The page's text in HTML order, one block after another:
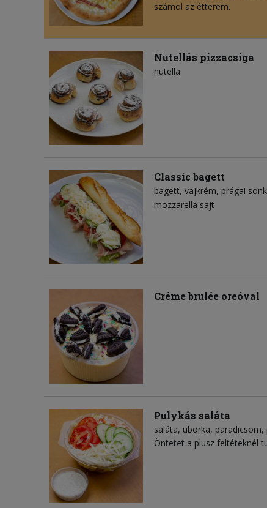
számol az étterem.
Nutellás pizzacsiga
nutella
Classic bagett
bagett vajkrém prágai
mozzarella sajt
Créme brulée oreóval
Pulykás saláta
saláta uborka paradicsom
Öntetet a plusz feltéteknél